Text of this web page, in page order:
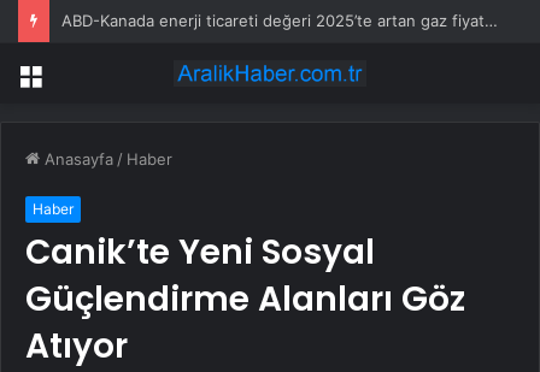
ABD-Kanada enerji ticareti değeri 2025’te artan gaz fiyatlarıyla yükseldi
Menü
Anasayfa / Haber
Haber
Canik’te Yeni Sosyal
Güçlendirme Alanları Göz
Atıyor